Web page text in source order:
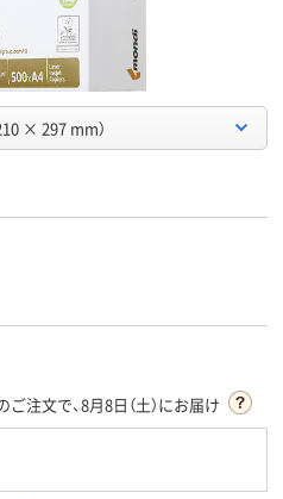
× 297 mm）
ご注文で、8月8日（土）にお届け